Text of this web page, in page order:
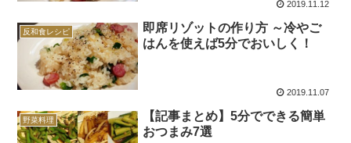
2019.11.12
反和食レシピ
即席リゾットの作り方 ～冷やご
はんを使えば5分でおいしく！
2019.11.07
野菜料理
【記事まとめ】5分でできる簡単
おつまみ7選